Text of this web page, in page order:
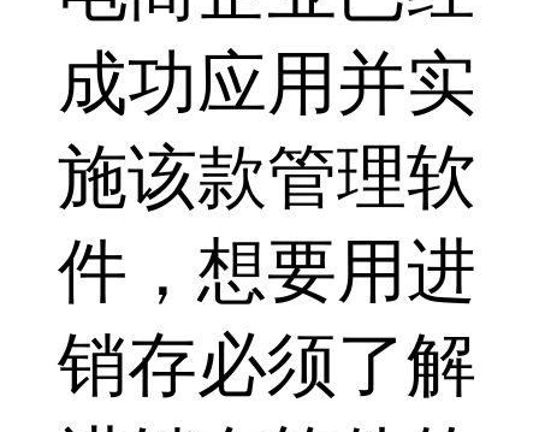
成功应用并实
施该款管理软
件，想要用进
销存必须了解